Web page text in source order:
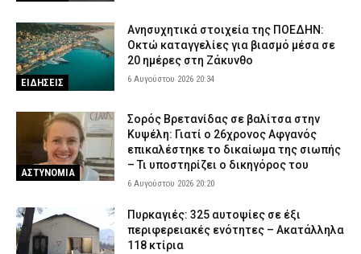
ΕΙΔΗΣΕΙΣ
Ανησυχητικά στοιχεία της ΠΟΕΔΗΝ:
Οκτώ καταγγελίες για βιασμό μέσα σε
20 ημέρες στη Ζάκυνθο
6 Αυγούστου 2026 20:34
ΑΣΤΥΝΟΜΙΑ
Σορός Βρετανίδας σε βαλίτσα στην
Κυψέλη: Γιατί ο 26χρονος Αφγανός
επικαλέστηκε το δικαίωμα της σιωπής
– Τι υποστηρίζει ο δικηγόρος του
6 Αυγούστου 2026 20:20
Πυρκαγιές: 325 αυτοψίες σε έξι
περιφερειακές ενότητες – Ακατάλληλα
118 κτίρια